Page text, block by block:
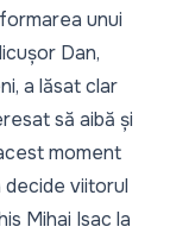
unui
Dan,
a lăsat clar
să aibă și
moment
viitorul
Mihai Isac la